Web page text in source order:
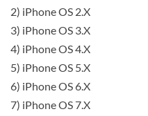
2) iPhone OS 2.X
3) iPhone OS 3.X
4) iPhone OS 4.X
5) iPhone OS 5.X
6) iPhone OS 6.X
7) iPhone OS 7.X